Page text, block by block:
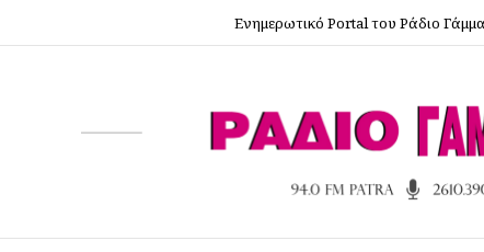
Ενημερωτικό Portal του Ράδιο